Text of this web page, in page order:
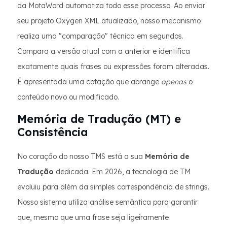
da MotaWord automatiza todo esse processo. Ao enviar
seu projeto Oxygen XML atualizado, nosso mecanismo
realiza uma "comparação" técnica em segundos.
Compara a versão atual com a anterior e identifica
exatamente quais frases ou expressões foram alteradas.
É apresentada uma cotação que abrange apenaso
conteúdo novo ou modificado.
Memória de Tradução (MT) e
Consistência
No coração do nosso TMS está a sua Memória de
Tradução dedicada. Em 2026, a tecnologia de TM
evoluiu para além da simples correspondência de strings.
Nosso sistema utiliza análise semântica para garantir
que, mesmo que uma frase seja ligeiramente